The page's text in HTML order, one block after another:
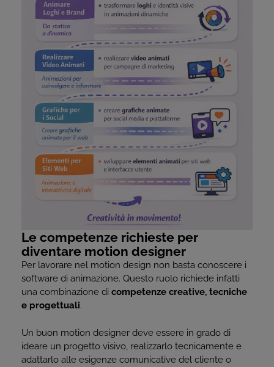
Le competenze richieste per
diventare motion designer
Per lavorare nel motion design non basta conoscere i
software di animazione. Questo ruolo richiede infatti
una combinazione di competenze creative, tecniche
e progettuali.
Un buon motion designer deve essere in grado di
ideare un progetto visivo, realizzarlo tecnicamente e
adattarlo alle esigenze comunicative del cliente o